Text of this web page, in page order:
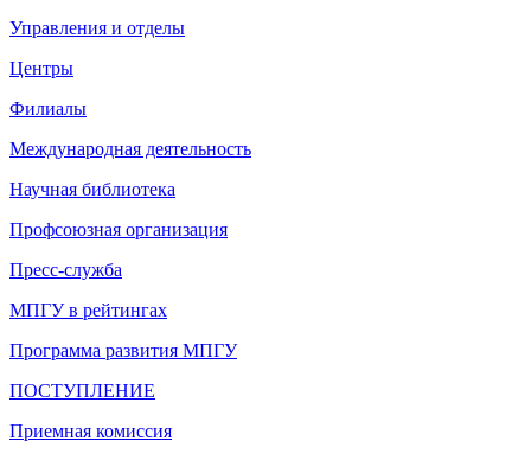
Управления и отделы
Центры
Филиалы
Международная деятельность
Научная библиотека
Профсоюзная организация
Пресс-служба
МПГУ в рейтингах
Программа развития МПГУ
ПОСТУПЛЕНИЕ
Приемная комиссия